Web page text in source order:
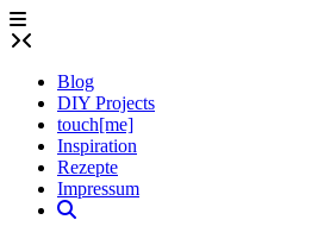
Skip
to
Blog
DIY Projects
touch[me]
Inspiration
Rezepte
Impressum